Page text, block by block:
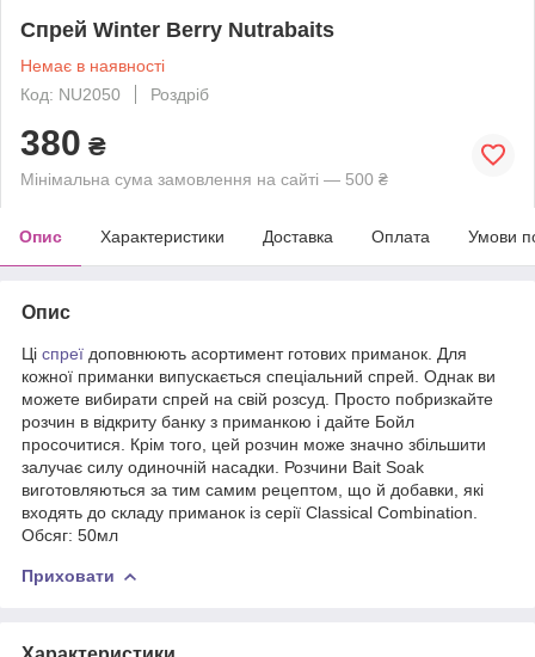
Спрей Winter Berry Nutrabaits
Немає в наявності
Код: NU2050
Роздріб
380 ₴
Мінімальна сума замовлення на сайті — 500 ₴
Опис Характеристики Доставка Оплата Умови
Опис
Ці спреї доповнюють асортимент готових приманок. Для
кожної приманки випускається спеціальний спрей. Однак ви
можете вибирати спрей на свій розсуд. Просто побризкайте
розчин в відкриту банку з приманкою і дайте Бойл
просочитися. Крім того, цей розчин може значно збільшити
залучає силу одиночній насадки. Розчини Bait Soak
виготовляються за тим самим рецептом, що й добавки, які
входять до складу приманок із серії Classical Combination.
Обсяг: 50мл
Приховати